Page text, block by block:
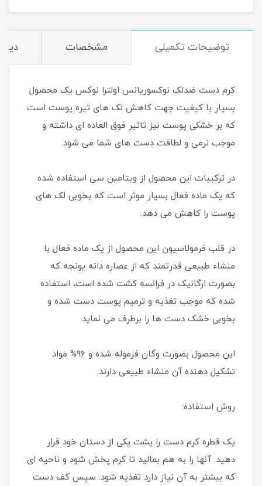
توضیحات تکمیلی مشخصات
کرم دست ضدلک نوکسوریانس اولترا نوکس یک محصول
بسیار با کیفیت جهت کاهش لک های تیره پوست است
که بر خشکی پوست نیز تاثیر فوق العاده ای داشته و
موجب نرمی و لطافت دست های شما می شود.
در ترکیبات این محصول از ویتامین سی استفاده شده
که یک ماده فعال بسیار موثر است که بخوبی لک های
پوست را کاهش می دهد.
در قلب فرمولاسیون این محصول از یک ماده فعال با
منشاء طبیعی قدرتمند که از عصاره دانه یونجه که
بصورت ارگانیک در فرانسه کشت شده است، استفاده
شده که موجب تغذیه و ترمیم پوست دست شده و
بخوبی خشک دست ها را برطرف می نماید.
این محصول بصورت وگان فرموله شده و 96% مواد
تشکیل دهنده آن منشاء طبیعی دارند.
روش استفاده:
یک قطره کرم دست را پشت یکی از دستان خود قرار
دهید. آنها را به هم بمالید تا کرم پخش شود و ناحیه ای
که بیشتر به آن نیاز دارد تغذیه شود. سپس کف دست